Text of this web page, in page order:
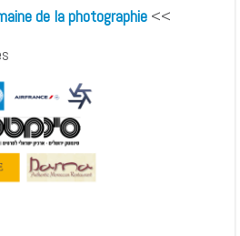
>>
de la photographie
: